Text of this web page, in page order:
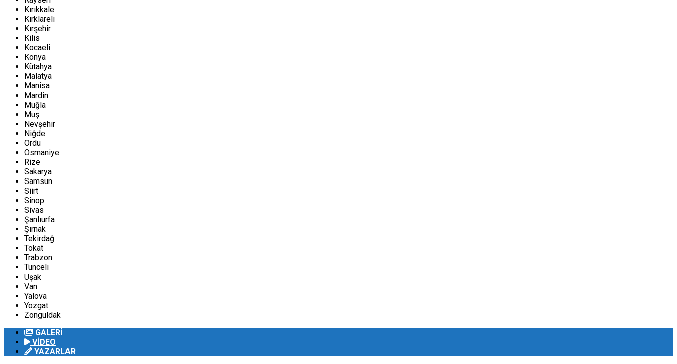
Kırıkkale
Kırklareli
Kırşehir
Kilis
Kocaeli
Konya
Kütahya
Malatya
Manisa
Mardin
Muğla
Muş
Nevşehir
Niğde
Ordu
Osmaniye
Rize
Sakarya
Samsun
Siirt
Sinop
Sivas
Şanlıurfa
Şırnak
Tekirdağ
Tokat
Trabzon
Tunceli
Uşak
Van
Yalova
Yozgat
Zonguldak
GALERİ
VİDEO
YAZARLAR